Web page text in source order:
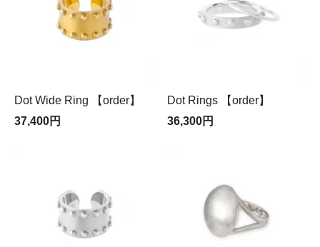
Dot Wide Ring 【order】
37,400円
Dot Rings 【order】
36,300円